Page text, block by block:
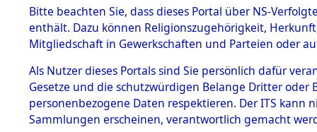
BESTÄNDE
1.
mente
5. Verschiedenes
5.3
Todesmärsche
von
Bitte beachten Sie, dass dieses Portal über NS-
enthält. Dazu können Religionszugehörigkeit,
Mitgliedschaft in Gewerkschaften und Parteien oder
Als Nutzer dieses Portals sind Sie persönlich dafür
Gesetze und die schutzwürdigen Belange Dritter
personenbezogene Daten respektieren. Der ITS
Sammlungen erscheinen, verantwortlich gemacht